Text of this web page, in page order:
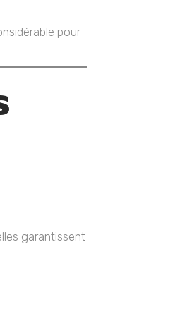
pour
garantissent